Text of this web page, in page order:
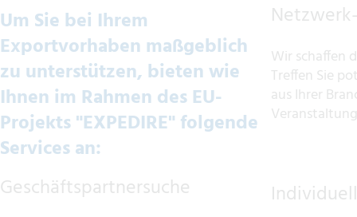
Um Sie bei Ihrem
Exportvorhaben maßgeblich
zu unterstützen, bieten wie
Ihnen im Rahmen des EU-
Projekts "EXPEDIRE" folgende
Services an:
Geschäftspartnersuche
Wir schaffen
Treffen Sie
aus Ihrer